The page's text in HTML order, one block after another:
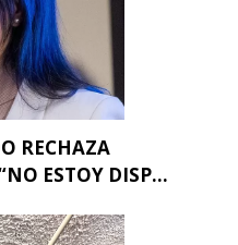
RECHAZA
ESTOY DISP...